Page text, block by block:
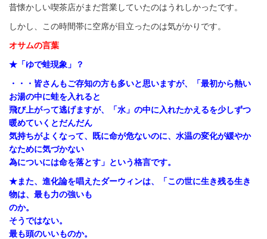
昔懐かしい喫茶店がまだ営業していたのはうれしかったです。
しかし、この時間帯に空席が目立ったのは気がかりです。
オサムの言葉
★「ゆで蛙現象」？
・・・皆さんもご存知の方も多いと思いますが、「最初から熱い
お湯の中に蛙を入れると
飛び上がって逃げますが、「水」の中に入れたかえるを少しずつ
暖めていくとだんだん
気持ちがよくなって、既に命が危ないのに、水温の変化が緩やか
なために気づかない
為についには命を落とす」という格言です。
★また、進化論を唱えたダーウィンは、「この世に生き残る生き
物は、最も力の強いも
のか。
そうではない。
最も頭のいいものか。